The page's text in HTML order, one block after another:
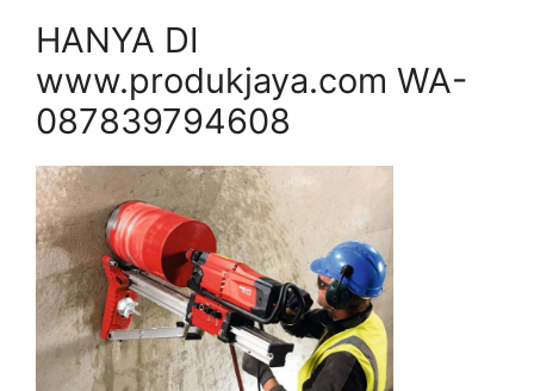
HANYA DI
www.produkjaya.com WA-
087839794608